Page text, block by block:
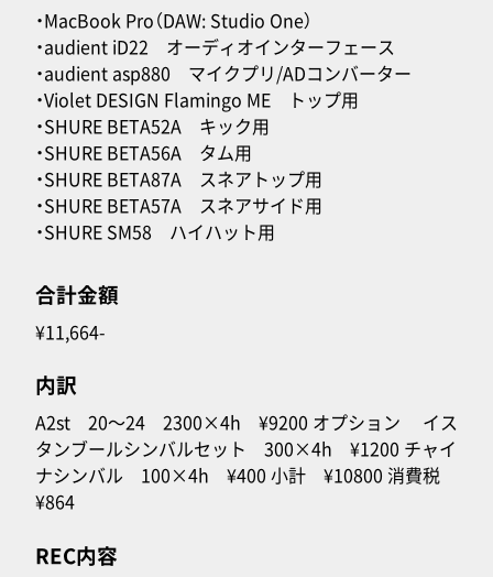
・MacBook Pro（DAW: Studio One）
・audient iD22 オーディオインターフェース
・audient asp880 マイクプリ/ADコンバーター
・Violet DESIGN Flamingo ME トップ用
・SHURE BETA52A キック用
・SHURE BETA56A タム用
・SHURE BETA87A スネアトップ用
・SHURE BETA57A スネアサイド用
・SHURE SM58 ハイハット用
合計金額
¥11,664-
内訳
A2st 20〜24 2300×4h ¥9200 オプション イス
タンブールシンバルセット 300×4h ¥1200 チャイ
ナシンバル 100×4h ¥400 小計 ¥10800 消費税
¥864
REC内容